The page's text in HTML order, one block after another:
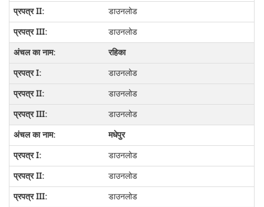
डाउनलोड
डाउनलोड
रहिका
डाउनलोड
डाउनलोड
डाउनलोड
मधेपुर
डाउनलोड
डाउनलोड
डाउनलोड